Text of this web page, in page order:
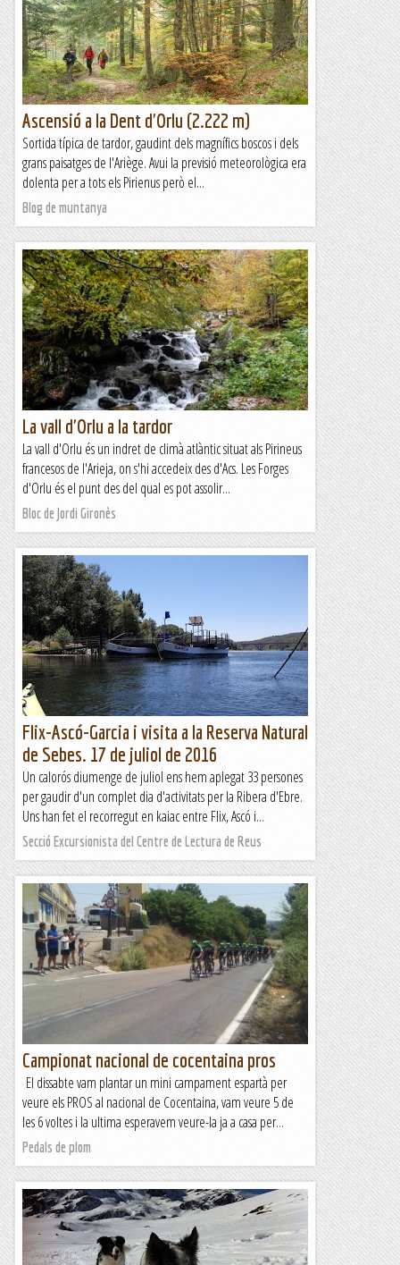
Ascensió a la Dent d'Orlu (2.222 m)
Sortida típica de tardor, gaudint dels magnífics boscos i dels
grans paisatges de l'Ariège. Avui la previsió meteorològica era
dolenta per a tots els Pirienus però el...
Blog de muntanya
La vall d'Orlu a la tardor
La vall d'Orlu és un indret de climà atlàntic situat als Pirineus
francesos de l'Arieja, on s'hi accedeix des d'Acs. Les Forges
d'Orlu és el punt des del qual es pot assolir...
Bloc de Jordi Gironès
Flix-Ascó-Garcia i visita a la Reserva Natural
de Sebes. 17 de juliol de 2016
Un calorós diumenge de juliol ens hem aplegat 33 persones
per gaudir d'un complet dia d'activitats per la Ribera d'Ebre.
Uns han fet el recorregut en kaiac entre Flix, Ascó i...
Secció Excursionista del Centre de Lectura de Reus
Campionat nacional de cocentaina pros
El dissabte vam plantar un mini campament espartà per
veure els PROS al nacional de Cocentaina, vam veure 5 de
les 6 voltes i la ultima esperavem veure-la ja a casa per...
Pedals de plom